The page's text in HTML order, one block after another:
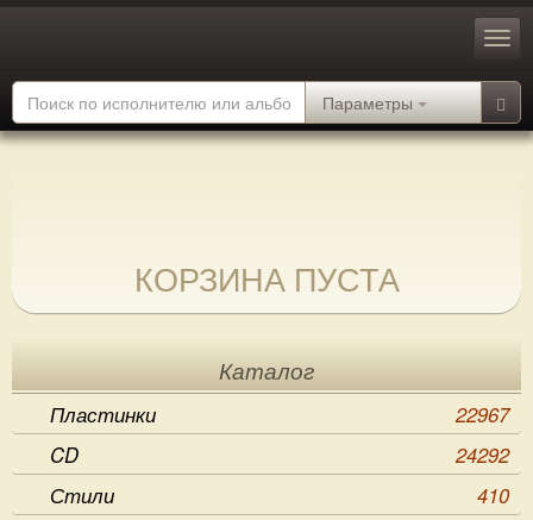
Параметры
КОРЗИНА ПУСТА
Каталог
Пластинки
22967
CD
24292
Стили
410